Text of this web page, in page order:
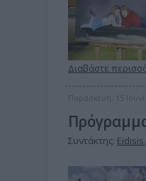
Διαβάστε
Παρασκευή, 15
Συντάκτης: